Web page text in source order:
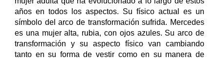
años en todos los aspectos. Su físico actual es un
símbolo del arco de transformación sufrida. Mercedes
es una mujer alta, rubia, con ojos azules. Su arco de
transformación y su aspecto físico van cambiando
tanto en su forma de vestir como en su manera de